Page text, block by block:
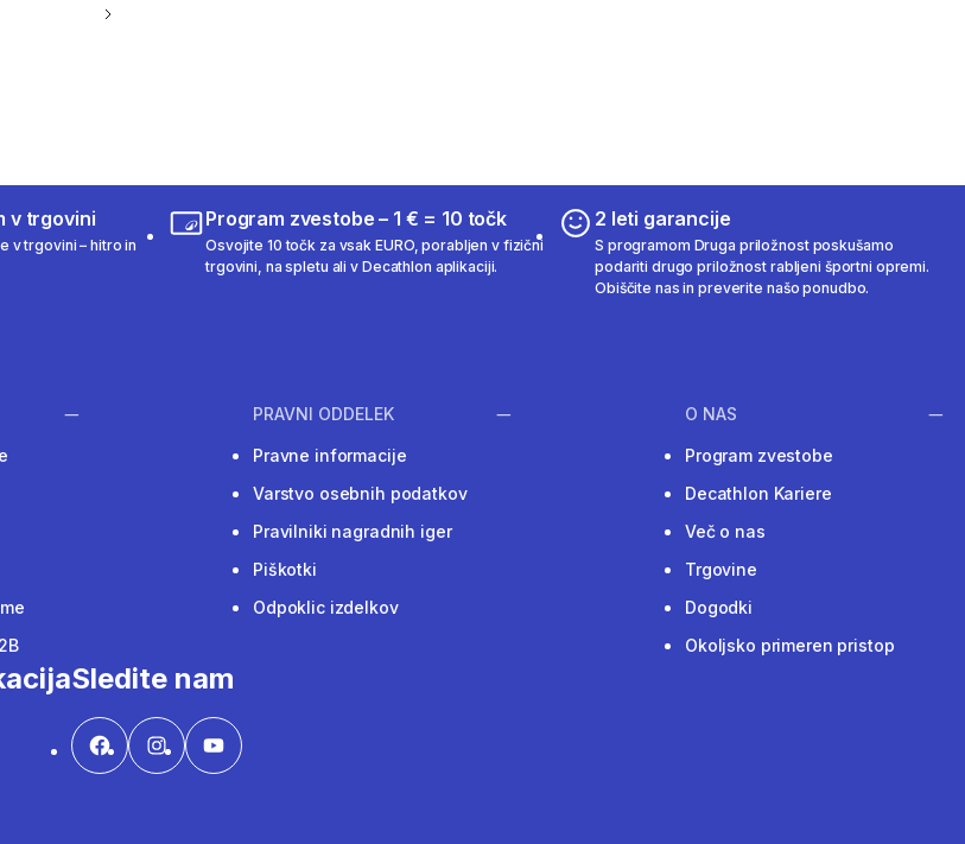
v trgovini
v trgovini – hitro in
Program zvestobe – 1 € = 10 točk
Osvojite 10 točk za vsak EURO, porabljen v fizični
trgovini, na spletu ali v Decathlon aplikaciji.
2 leti garancije
S programom Druga priložnost poskušamo
podariti drugo priložnost rabljeni športni opremi.
Obiščite nas in preverite našo ponudbo.
PRAVNI ODDELEK
Pravne informacije
Varstvo osebnih podatkov
Pravilniki nagradnih iger
Piškotki
Odpoklic izdelkov
O NAS
Program zvestobe
Decathlon Kariere
Več o nas
Trgovine
Dogodki
Okoljsko primeren pristop
Sledite nam